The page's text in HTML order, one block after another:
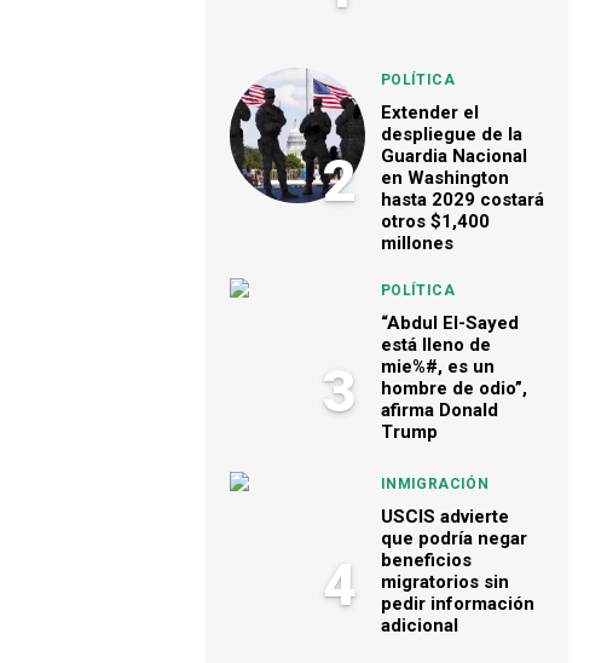
2
POLÍTICA
Extender el
despliegue de la
Guardia Nacional
en Washington
hasta 2029 costará
otros $1,400
millones
3
POLÍTICA
“Abdul El-Sayed
está lleno de
mie%#, es un
hombre de odio”,
afirma Donald
Trump
4
INMIGRACIÓN
USCIS advierte
que podría negar
beneficios
migratorios sin
pedir información
adicional